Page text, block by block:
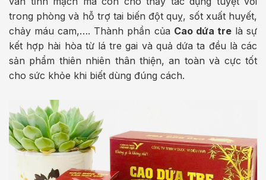
trong phòng và hỗ trợ tai biến đột quỵ, sốt xuất huyết,
chảy máu cam,…. Thành phần của Cao dứa trelà sự
kết hợp hài hòa từ lá tre gai và quả dứa ta đều là các
sản phẩm thiên nhiên thân thiện, an toàn và cực tốt
cho sức khỏe khi biết dùng đúng cách.